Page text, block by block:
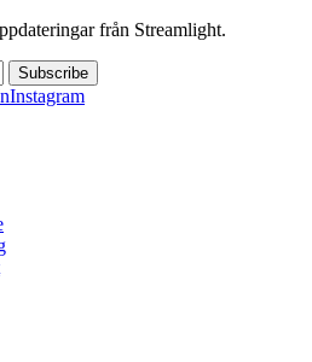
från Streamlight.
Subscribe
Instagram